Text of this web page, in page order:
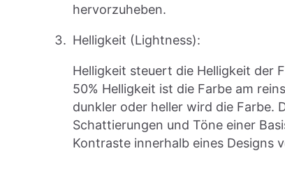
hervorzuheben.
Helligkeit (Lightness):
Helligkeit steuert die Helligkeit der
50% Helligkeit ist die Farbe am
dunkler oder heller wird die Farbe.
Schattierungen und Töne einer
Kontraste innerhalb eines Designs